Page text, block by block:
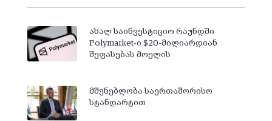
ახალ საინვესტიციო რაუნდში
Polymarket-ი $20-მილიარდიან
შეფასებას მოელის
მშენებლობა საერთაშორისო
სტანდარტით